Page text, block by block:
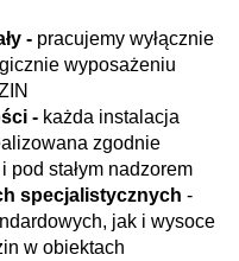
- pracujemy wyłącznie
wyposażeniu
- każda instalacja
zgodnie
pod stałym nadzorem
specjalistycznych -
jak i wysoce
w obiektach